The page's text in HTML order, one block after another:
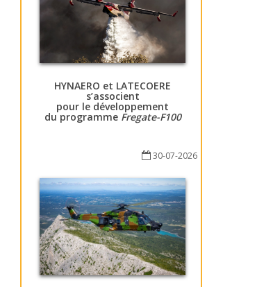
HYNAERO et LATECOERE
s’associent
pour le développement
du programme Fregate-F100
30-07-2026